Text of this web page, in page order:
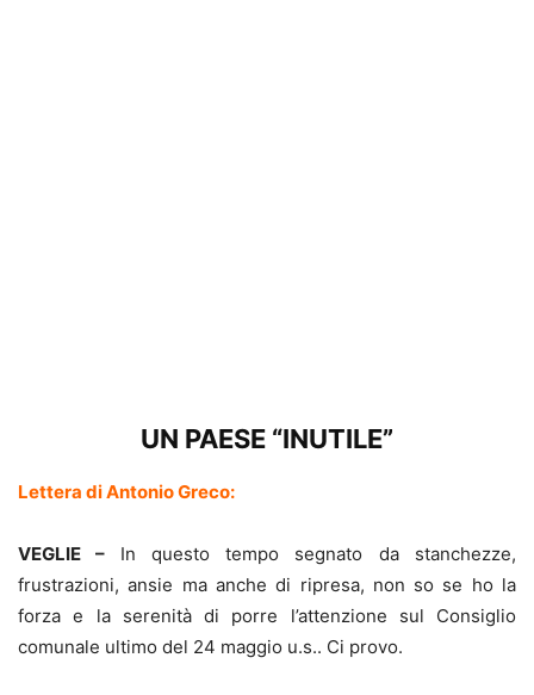
UN PAESE “INUTILE”
Lettera di Antonio Greco:
VEGLIE – In questo tempo segnato da stanchezze,
frustrazioni, ansie ma anche di ripresa, non so se ho la
forza e la serenità di porre l’attenzione sul Consiglio
comunale ultimo del 24 maggio u.s.. Ci provo.